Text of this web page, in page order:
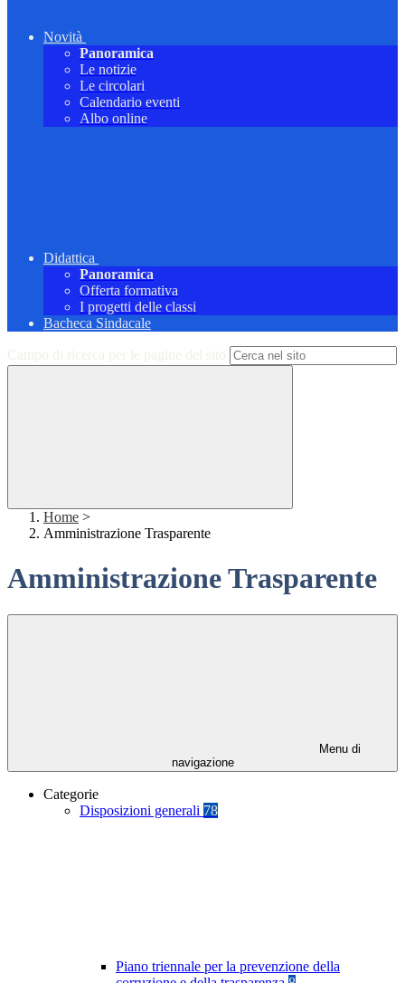
Novità
Panoramica
Le notizie
Le circolari
Calendario eventi
Albo online
Didattica
Panoramica
Offerta formativa
I progetti delle classi
Bacheca Sindacale
Campo di ricerca per le pagine del sito
Home >
Amministrazione Trasparente
Amministrazione Trasparente
Menu di
navigazione
Categorie
Disposizioni generali 78
Piano triennale per la prevenzione della